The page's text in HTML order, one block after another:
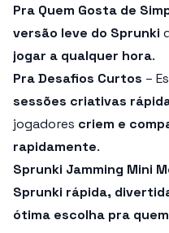
Pra Quem Gosta de
versão leve do Sprunki
jogar a qualquer hora.
Pra Desafios Curtos –
sessões criativas
jogadores criem e
rapidamente.
Sprunki Jamming Mini
Sprunki rápida,
ótima escolha pra